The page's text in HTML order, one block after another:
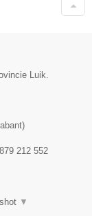
Luik.
)
212 552
▼